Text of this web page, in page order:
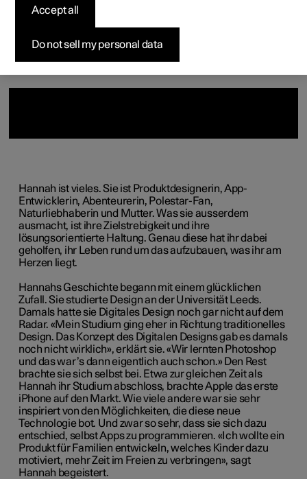
Vorkonfigurierte Fahrzeuge
Konfigurieren
Vorkonfigurierte Fahrzeuge
Konfigurieren
Vorkonfigurierte Fahrzeuge
Konfigurieren
Konfigurieren
Testfahrt
Pre-owned Polestar 3
Pre-owned Polestar 4
So funktioniert der Kauf
Finanzierungsoptionen
Neuigkeiten
Newsletter abonnieren
Hannah ist vieles. Sie ist Produktdesignerin, App-
Entwicklerin, Abenteurerin, Polestar-Fan,
Naturliebhaberin und Mutter. Was sie ausserdem
ausmacht, ist ihre Zielstrebigkeit und ihre
lösungsorientierte Haltung. Genau diese hat ihr dabei
geholfen, ihr Leben rund um das aufzubauen, was ihr am
Herzen liegt.
Hannahs Geschichte begann mit einem glücklichen
Zufall. Sie studierte Design an der Universität Leeds.
Damals hatte sie Digitales Design noch gar nicht auf dem
Radar. «Mein Studium ging eher in Richtung traditionelles
Design. Das Konzept des Digitalen Designs gab es damals
noch nicht wirklich», erklärt sie. «Wir lernten Photoshop
und das war’s dann eigentlich auch schon.» Den Rest
brachte sie sich selbst bei. Etwa zur gleichen Zeit als
Hannah ihr Studium abschloss, brachte Apple das erste
iPhone auf den Markt. Wie viele andere war sie sehr
inspiriert von den Möglichkeiten, die diese neue
Technologie bot. Und zwar so sehr, dass sie sich dazu
entschied, selbst Apps zu programmieren. «Ich wollte ein
Produkt für Familien entwickeln, welches Kinder dazu
motiviert, mehr Zeit im Freien zu verbringen», sagt
Hannah begeistert.
Do not sell my personal data
Accept all